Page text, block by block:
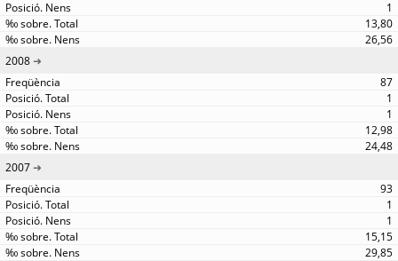
1
13,80
26,56
2008
87
1
1
12,98
24,48
2007
93
1
1
15,15
29,85